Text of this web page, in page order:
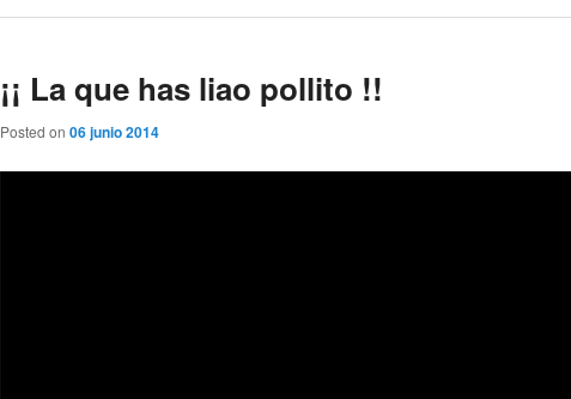
¡¡ La que has liao pollito !!
Posted on 06 junio 2014